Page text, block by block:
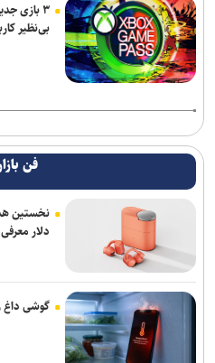
۳ بازی
بی‌نظیر
فن
دلار
گوشی داغ